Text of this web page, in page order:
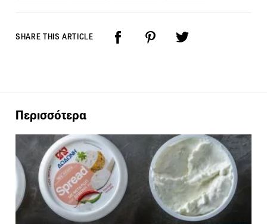
SHARE THIS ARTICLE
Περισσότερα